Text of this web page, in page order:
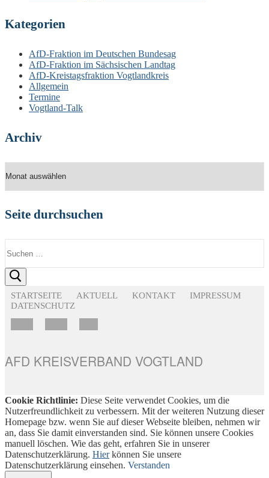
Kategorien
AfD-Fraktion im Deutschen Bundesag
AfD-Fraktion im Sächsischen Landtag
AfD-Kreistagsfraktion Vogtlandkreis
Allgemein
Termine
Vogtland-Talk
Archiv
Seite durchsuchen
nach:
STARTSEITE AKTUELL KONTAKT
IMPRESSUM
DATENSCHUTZ
AFD KREISVERBAND VOGTLAND
Cookie Richtlinie: Diese Seite verwendet Cookies, um die
Nutzerfreundlichkeit zu verbessern. Mit der weiteren Nutzung dieser
Homepage bzw. wenn Sie auf dieser Webseite bleiben, nehmen wir
an, dass Sie damit einverstanden sind. Sie können unsere Cookies
manuell löschen. Wie das geht, erfahren Sie in unserer
Datenschutzerklärung. Hierkönnen Sie unsere
Datenschutzerklärung einsehen. Verstanden